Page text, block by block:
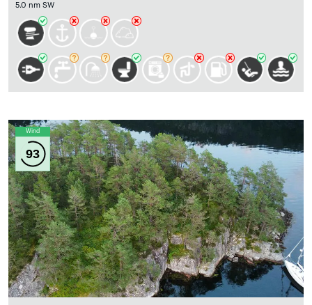
5.0 nm SW
Wind
93